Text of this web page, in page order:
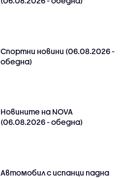
Спортни новини (06.08.2026 -
обедна)
Новините на NOVA
(06.08.2026 - обедна)
Автомобил с испанци падна